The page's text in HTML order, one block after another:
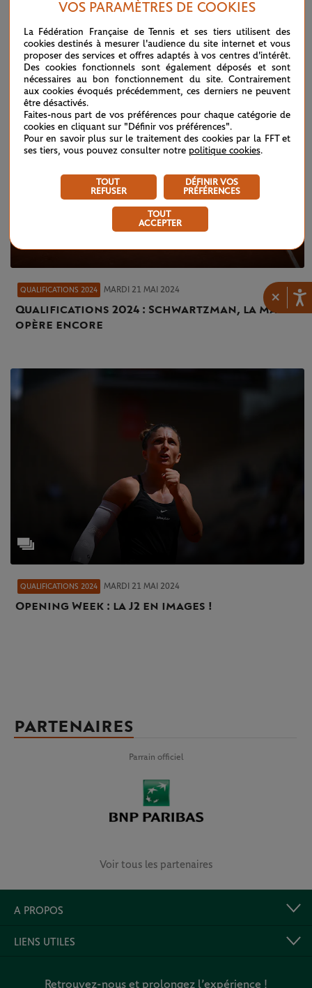
×
Qualifications 2024 : revivez la fin du
premier tour
QUALIFICATIONS 2024 MARDI 21 MAI 2024
Qualifications 2024 : Schwartzman, la magie
opère encore
QUALIFICATIONS 2024 MARDI 21 MAI 2024
Opening Week : la J2 en images !
PARTENAIRES
Parrain officiel
Voir tous les partenaires
A PROPOS
LIENS UTILES
Retrouvez-nous et prolongez l’expérience !
VOS PARAMÈTRES DE COOKIES
La Fédération Française de Tennis et ses tiers utilisent des
cookies destinés à mesurer l'audience du site internet et vous
proposer des services et offres adaptés à vos centres d'intérêt.
Des cookies fonctionnels sont également déposés et sont
nécessaires au bon fonctionnement du site. Contrairement
aux cookies évoqués précédemment, ces derniers ne peuvent
être désactivés.
Faites-nous part de vos préférences pour chaque catégorie de
cookies en cliquant sur "Définir vos préférences".
Pour en savoir plus sur le traitement des cookies par la FFT et
ses tiers, vous pouvez consulter notre politique cookies.
TOUT
REFUSER
DÉFINIR VOS
PRÉFÉRENCES
TOUT
ACCEPTER